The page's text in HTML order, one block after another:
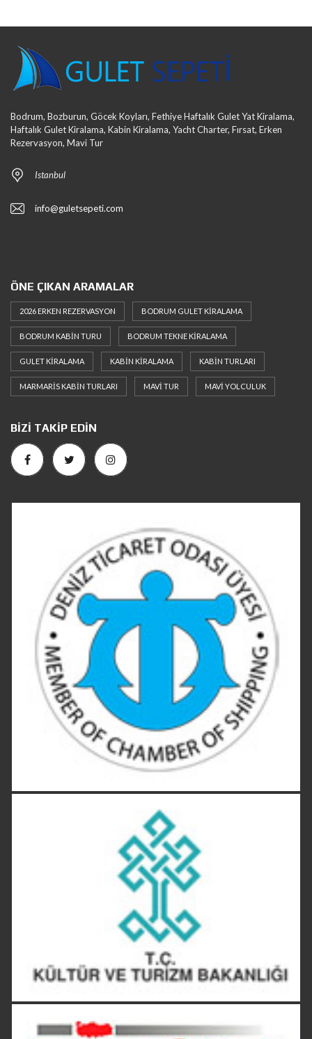
Bodrum, Bozburun, Göcek Koyları, Fethiye Haftalık Gulet Yat Kiralama,
Haftalık Gulet Kiralama, Kabin Kiralama, Yacht Charter, Fırsat, Erken
Rezervasyon, Mavi Tur
Istanbul
info@guletsepeti.com
ÖNE ÇIKAN ARAMALAR
2026 ERKEN REZERVASYON BODRUM GULET KIRALAMA
BODRUM KABIN TURU BODRUM TEKNE KIRALAMA
GULET KIRALAMA KABIN KIRALAMA KABIN TURLARI
MARMARIS KABIN TURLARI MAVI TUR MAVI YOLCULUK
BIZI TAKIP EDIN